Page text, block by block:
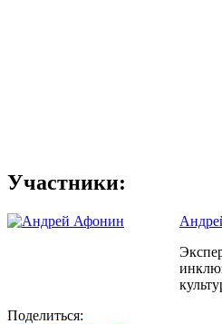
Участники:
Поделиться: